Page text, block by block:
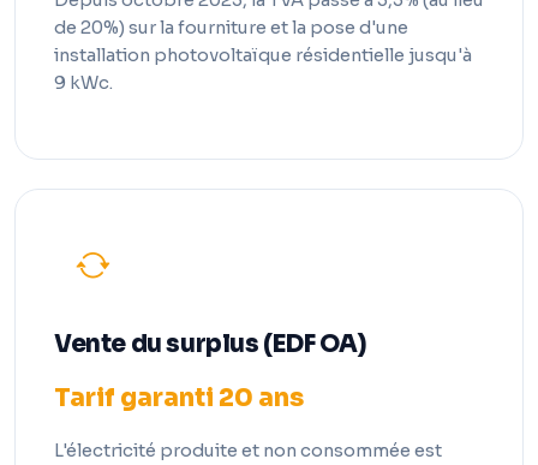
de 20%) sur la fourniture et la pose d'une
installation photovoltaïque résidentielle jusqu'à
9 kWc.
Vente du surplus (EDF OA)
Tarif garanti 20 ans
L'électricité produite et non consommée est